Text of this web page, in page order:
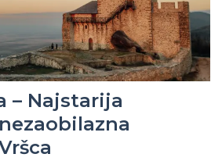
– Najstarija